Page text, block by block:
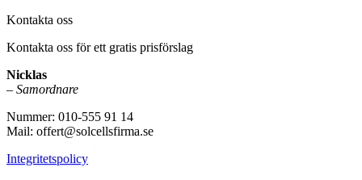
Kontakta oss
Kontakta oss för ett gratis prisförslag
Nicklas
– Samordnare
Nummer: 010-555 91 14
Mail: offert@solcellsfirma.se
Integritetspolicy